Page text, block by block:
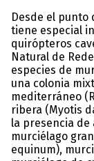
Desde el punto
tiene especial
quirópteros
Natural de
especies de
una colonia
mediterráneo
ribera (Myotis
la presencia de
murciélago
equinum),